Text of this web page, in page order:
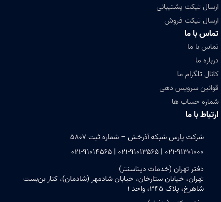
ارسال تیکت پشتیبانی
ارسال تیکت فروش
تماس با ما
تماس با ما
درباره ما
کانال تلگرام ما
قوانین سرویس دهی
شماره حساب ها
ارتباط با ما
شرکت پارس شبکه آذرخش – شماره ثبت ۵۸۰۷
۰۲۱-۹۱۳۰۱۰۰۰ | ۰۲۱-۹۱۰۱۳۵۶۵ | ۰۲۱-۹۱۰۱۴۵۶۵
دفتر تهران (خدمات دیتاسنتر)
تهران، خیابان ستارخان، خیابان شادمهر (شادمان)، کنار بن‌بست
شاهرخ، پلاک ۳۴۵، واحد ۱